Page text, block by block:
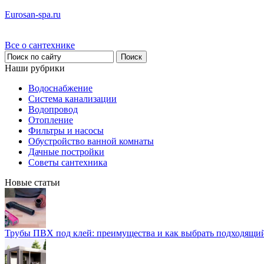
Eurosan-spa.ru
Все о сантехнике
Наши рубрики
Водоснабжение
Система канализации
Водопровод
Отопление
Фильтры и насосы
Обустройство ванной комнаты
Дачные постройки
Советы сантехника
Новые статьи
Трубы ПВХ под клей: преимущества и как выбрать